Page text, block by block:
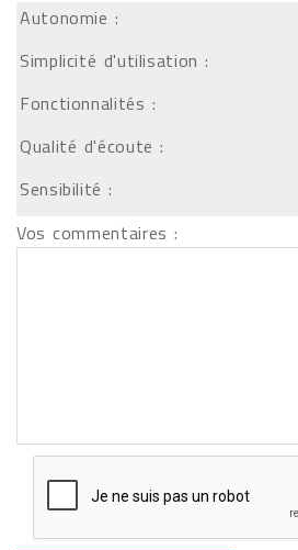
Autonomie :
Simplicité d'utilisation :
Fonctionnalités :
Qualité d'écoute :
Sensibilité :
Vos commentaires :